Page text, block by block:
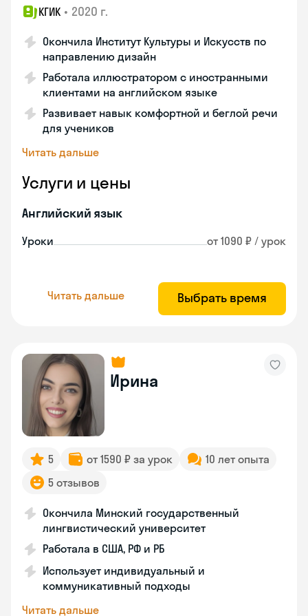
КГИК • 2020 г.
Окончила Институт Культуры и Искусств по
направлению дизайн
Работала иллюстратором с иностранными
клиентами на английском языке
Развивает навык комфортной и беглой речи
для учеников
Читать дальше
Услуги и цены
Английский язык
Уроки от 1090 ₽ / урок
Читать дальше Выбрать время
Ирина
5 от 1590 ₽ за урок
10 лет опыта
5 отзывов
Окончила Минский государственный
лингвистический университет
Работала в США, РФ и РБ
Использует индивидуальный и
коммуникативный подходы
Читать дальше